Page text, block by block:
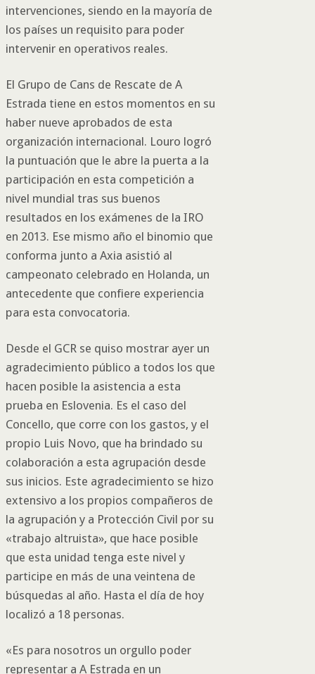
intervenciones, siendo en la mayoría de
los países un requisito para poder
intervenir en operativos reales.
El Grupo de Cans de Rescate de A
Estrada tiene en estos momentos en su
haber nueve aprobados de esta
organización internacional. Louro logró
la puntuación que le abre la puerta a la
participación en esta competición a
nivel mundial tras sus buenos
resultados en los exámenes de la IRO
en 2013. Ese mismo año el binomio que
conforma junto a Axia asistió al
campeonato celebrado en Holanda, un
antecedente que confiere experiencia
para esta convocatoria.
Desde el GCR se quiso mostrar ayer un
agradecimiento público a todos los que
hacen posible la asistencia a esta
prueba en Eslovenia. Es el caso del
Concello, que corre con los gastos, y el
propio Luis Novo, que ha brindado su
colaboración a esta agrupación desde
sus inicios. Este agradecimiento se hizo
extensivo a los propios compañeros de
la agrupación y a Protección Civil por su
«trabajo altruista», que hace posible
que esta unidad tenga este nivel y
participe en más de una veintena de
búsquedas al año. Hasta el día de hoy
localizó a 18 personas.
«Es para nosotros un orgullo poder
representar a A Estrada en un